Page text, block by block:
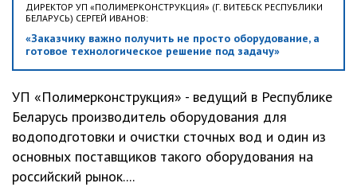
ДИРЕКТОР УП «ПОЛИМЕРКОНСТРУКЦИЯ» (Г. ВИТЕБСК РЕСПУБЛИКИ
БЕЛАРУСЬ) СЕРГЕЙ ИВАНОВ:
«Заказчику важно получить не просто оборудование, а
готовое технологическое решение под задачу»
УП «Полимерконструкция» - ведущий в Республике
Беларусь производитель оборудования для
водоподготовки и очистки сточных вод и один из
основных поставщиков такого оборудования на
российский рынок....